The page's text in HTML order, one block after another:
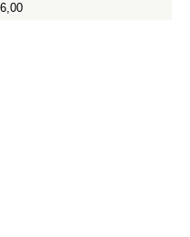
6,00